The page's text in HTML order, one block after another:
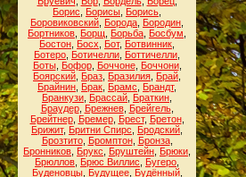
Борис
Борисы Борись
Боровиковский Борода Бородин
Бортников Борщ Борьба Босбум
Бостон Босх Бот, Ботвинник
Ботеро Ботичелли Боттичелли
Боты, Бофор, Боччоне, Боччони,
Боярский Браз Бразилия Брай
Брайнин Брак Брамс Брандт,
Бранкузи Брассай Браткин
Браудер, Брежнев, Брейгель,
Брейтнер, Бремер, Брест, Бретон,
Брижит, Бритни Спирс Бродский
Брозтито, Бромптон, Бронза,
Бронников Брукс Бруштейн Брюки
Брюллов Брюс Виллис Бугеро
Буденовцы, Будущее, Будённый,